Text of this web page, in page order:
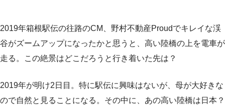
2019年箱根駅伝の往路のCM、野村不動産Proudでキレイな渓
谷がズームアップになったかと思うと、高い陸橋の上を電車が
走る。この絶景はどこだろうと行き着いた先は？
2019年が明け2日目。特に駅伝に興味はないが、母が大好きな
ので自然と見ることになる。その中に、あの高い陸橋は日本？